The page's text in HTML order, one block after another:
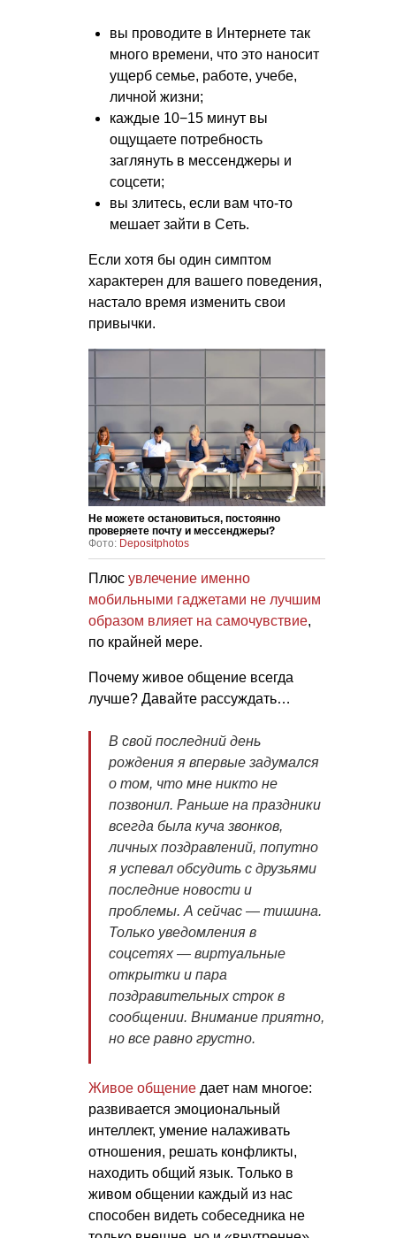
вы проводите в Интернете так
много времени, что это наносит
ущерб семье, работе, учебе,
личной жизни;
каждые 10−15 минут вы
ощущаете потребность
заглянуть в мессенджеры и
соцсети;
вы злитесь, если вам что-то
мешает зайти в Сеть.
Если хотя бы один симптом
характерен для вашего поведения,
настало время изменить свои
привычки.
Не можете остановиться, постоянно
проверяете почту и мессенджеры?
Фото: Depositphotos
Плюс увлечение именно
мобильными гаджетами не лучшим
образом влияет на самочувствие,
по крайней мере.
Почему живое общение всегда
лучше? Давайте рассуждать…
В свой последний день
рождения я впервые задумался
о том, что мне никто не
позвонил. Раньше на праздники
всегда была куча звонков,
личных поздравлений, попутно
я успевал обсудить с друзьями
последние новости и
проблемы. А сейчас — тишина.
Только уведомления в
соцсетях — виртуальные
открытки и пара
поздравительных строк в
сообщении. Внимание приятно,
но все равно грустно.
Живое общение дает нам многое:
развивается эмоциональный
интеллект, умение налаживать
отношения, решать конфликты,
находить общий язык. Только в
живом общении каждый из нас
способен видеть собеседника не